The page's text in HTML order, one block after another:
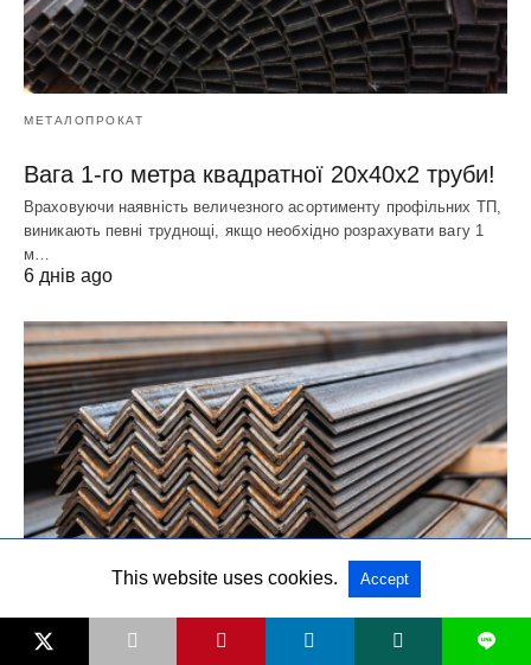
МЕТАЛОПРОКАТ
Вага 1-го метра квадратної 20х40х2 труби!
Враховуючи наявність величезного асортименту профільних ТП,
виникають певні труднощі, якщо необхідно розрахувати вагу 1
м…
6 днів ago
L
This website uses cookies. Accept